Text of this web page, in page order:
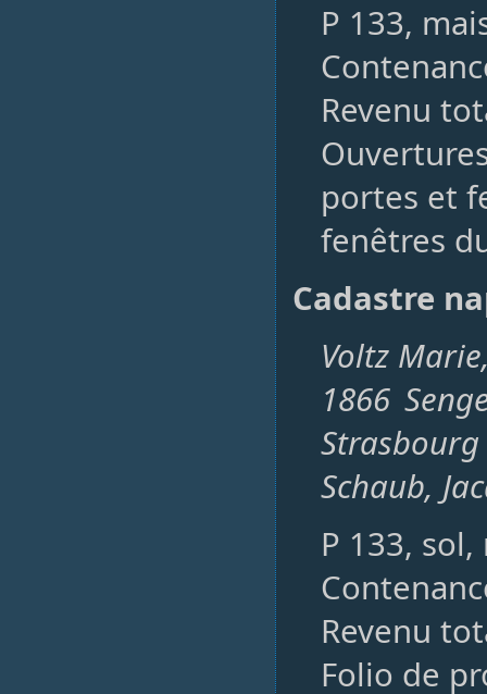
P 133,
Revenu
portes et
fenêtres
Cadastre
Voltz
1866
Strasbourg
Schaub,
P 133,
Revenu
Folio de